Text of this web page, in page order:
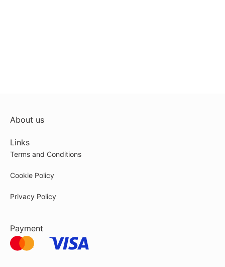
About us
Links
Terms and Conditions
Cookie Policy
Privacy Policy
Payment